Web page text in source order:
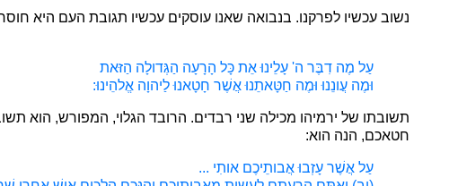
נשוב עכשיו לפרקנו. בנבואה שאנו עוסקים עכשיו תגובת העם היא
עַל מֶה דִבֶּר ה' עָלֵינוּ אֵת כָּל הָרָעָה הַגְּדולָה הַזּאת
וּמֶה עֲונֵנוּ וּמֶה חַטָּאתֵנוּ אֲשֶׁר חָטָאנוּ לַיהוָה אֱלהֵינוּ:
תשובתו של ירמיהו מכילה שני רבדים. הרובד הגלוי, המפורש, הוא
חטאכם, הנה הוא:
עַל אֲשֶׁר עָזְבוּ אֲבותֵיכֶם אותִי ...